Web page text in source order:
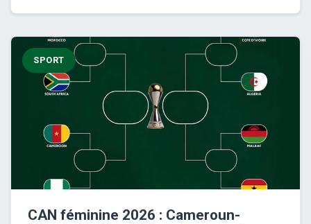
SPORT
CAN féminine 2026 : Cameroun-